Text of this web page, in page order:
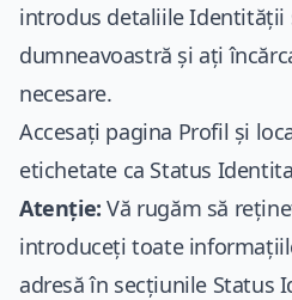
introdus detaliile Identității
dumneavoastră și ați
necesare.
Accesați pagina Profil și
etichetate ca Status
Atenție: Vă rugăm să
introduceți toate
adresă în secțiunile Status